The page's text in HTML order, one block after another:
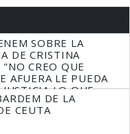
SOBRE LA
DE CRISTINA
"NO CREO QUE
AFUERA LE PUEDA
LO QUE
DE LA
CEUTA